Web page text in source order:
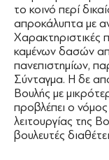
το κοινό περί
απροκάλυπτα με
Χαρακτηριστικές
καμένων δασών
πανεπιστημίων,
Σύνταγμα. Η δε
Βουλής με
προβλέπει ο
λειτουργίας της
βουλευτές